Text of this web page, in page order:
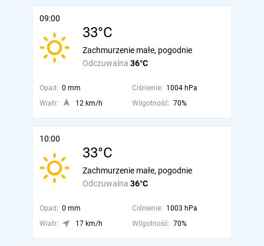
09:00
33°C
Odczuwalna 36°C
Zachmurzenie małe, pogodnie
Opad: 0 mm Ciśnienie: 1004 hPa
Wiatr:
12 km/h Wilgotność: 70%
10:00
33°C
Odczuwalna 36°C
Zachmurzenie małe, pogodnie
Opad: 0 mm Ciśnienie: 1003 hPa
Wiatr:
17 km/h Wilgotność: 70%